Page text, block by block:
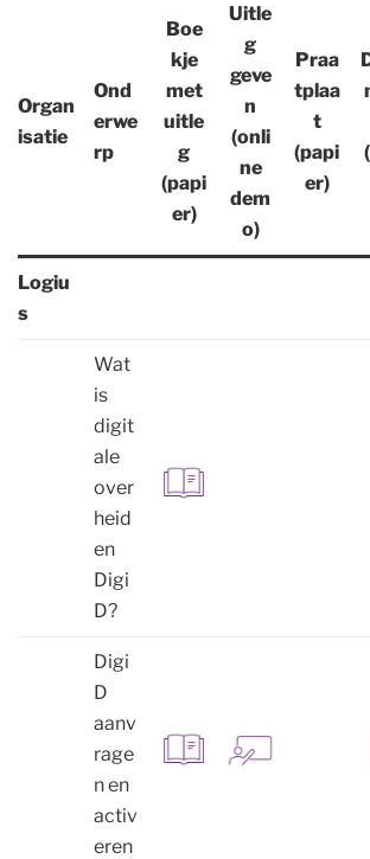
Organ
isatie
Ond
erwe
rp
Boe
kje
met
uitle
g
(papi
er)
Uitle
g
geve
n
(onli
ne
dem
o)
Praa
tplaa
t
(papi
er)
Logiu
s
Wat
is
digit
ale
over
heid
en
Digi
D?
Digi
D
aanv
rage
n en
activ
eren